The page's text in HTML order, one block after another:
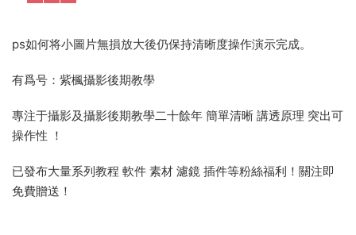
ps如何将小圖片無損放大後仍保持清晰度操作演示完成。
有爲号：紫楓攝影後期教學
專注于攝影及攝影後期教學二十餘年 簡單清晰 講透原理 突出可
操作性 ！
已發布大量系列教程 軟件 素材 濾鏡 插件等粉絲福利！關注即
免費贈送！